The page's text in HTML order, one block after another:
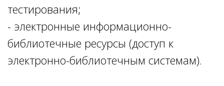
тестирования;
- электронные информационно-
библиотечные ресурсы (доступ к
электронно-библиотечным системам).